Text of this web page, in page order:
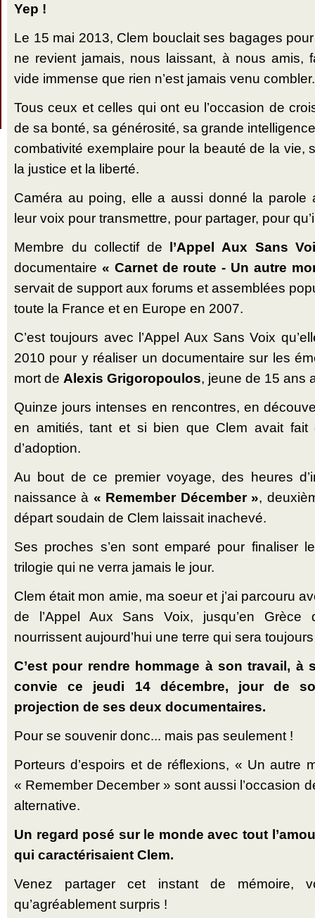
Yep !
Le 15 mai 2013, Clem bouclait ses bagages
ne revient jamais, nous laissant, à nous amis,
vide immense que rien n’est jamais venu combler.
Tous ceux et celles qui ont eu l’occasion de
de sa bonté, sa générosité, sa grande
combativité exemplaire pour la beauté de la vie,
la justice et la liberté.
Caméra au poing, elle a aussi donné la parole
leur voix pour transmettre, pour partager, pour
Membre du collectif de l’Appel Aux Sans
documentaire « Carnet de route - Un autre
servait de support aux forums et assemblées
toute la France et en Europe en 2007.
C’est toujours avec l’Appel Aux Sans Voix
2010 pour y réaliser un documentaire sur les
mort de Alexis Grigoropoulos, jeune de 15 ans
Quinze jours intenses en rencontres, en
en amitiés, tant et si bien que Clem avait
d’adoption.
Au bout de ce premier voyage, des heures
naissance à « Remember Décember »,
départ soudain de Clem laissait inachevé.
Ses proches s’en sont emparé pour finaliser
trilogie qui ne verra jamais le jour.
Clem était mon amie, ma soeur et j’ai parcouru
de l’Appel Aux Sans Voix, jusqu’en
nourrissent aujourd’hui une terre qui sera
C’est pour rendre hommage à son travail, à
convie ce jeudi 14 décembre, jour de
projection de ses deux documentaires.
Pour se souvenir donc... mais pas seulement !
Porteurs d’espoirs et de réflexions, « Un autre
« Remember December » sont aussi l’occasion
alternative.
Un regard posé sur le monde avec tout
qui caractérisaient Clem.
Venez partager cet instant de mémoire,
qu’agréablement surpris !